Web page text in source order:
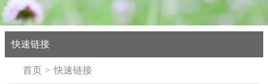
快速链接
首页 快速链接